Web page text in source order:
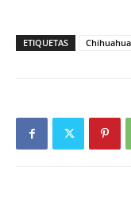
ETIQUETAS Chihuahua